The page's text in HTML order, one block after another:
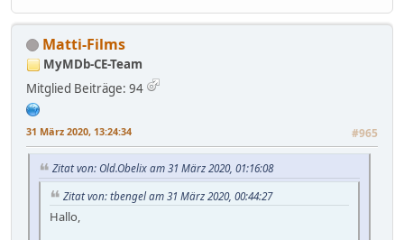
Matti-Films
MyMDb-CE-Team
Mitglied Beiträge: 94
31 März 2020, 13:24:34 #965
Zitat von: Old.Obelix am 31 März 2020, 01:16:08
Zitat von: tbengel am 31 März 2020, 00:44:27
Hallo,